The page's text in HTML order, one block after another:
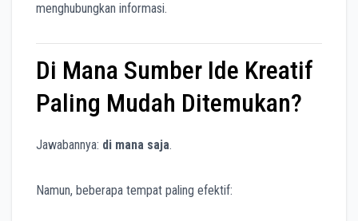
menghubungkan informasi.
Di Mana Sumber Ide Kreatif
Paling Mudah Ditemukan?
Jawabannya: di mana saja.
Namun, beberapa tempat paling efektif: